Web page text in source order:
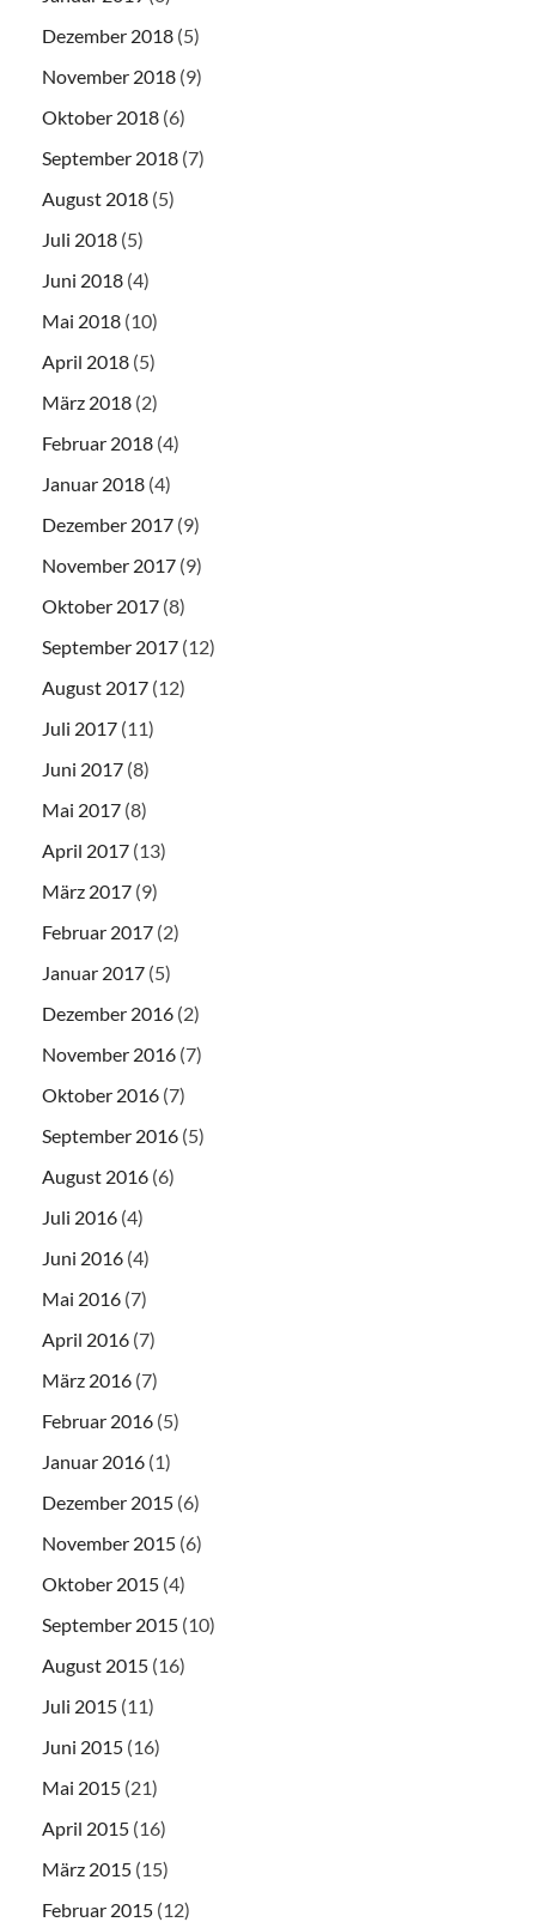
Dezember 2018 (5)
November 2018 (9)
Oktober 2018 (6)
September 2018 (7)
August 2018 (5)
Juli 2018 (5)
Juni 2018 (4)
Mai 2018 (10)
April 2018 (5)
März 2018 (2)
Februar 2018 (4)
Januar 2018 (4)
Dezember 2017 (9)
November 2017 (9)
Oktober 2017 (8)
September 2017 (12)
August 2017 (12)
Juli 2017 (11)
Juni 2017 (8)
Mai 2017 (8)
April 2017 (13)
März 2017 (9)
Februar 2017 (2)
Januar 2017 (5)
Dezember 2016 (2)
November 2016 (7)
Oktober 2016 (7)
September 2016 (5)
August 2016 (6)
Juli 2016 (4)
Juni 2016 (4)
Mai 2016 (7)
April 2016 (7)
März 2016 (7)
Februar 2016 (5)
Januar 2016 (1)
Dezember 2015 (6)
November 2015 (6)
Oktober 2015 (4)
September 2015 (10)
August 2015 (16)
Juli 2015 (11)
Juni 2015 (16)
Mai 2015 (21)
April 2015 (16)
März 2015 (15)
Februar 2015 (12)